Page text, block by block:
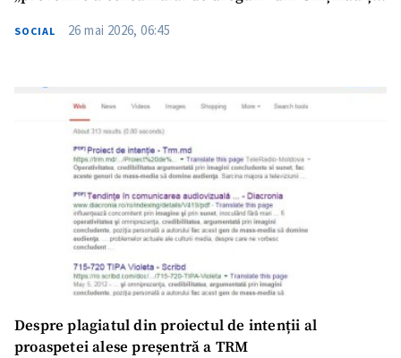
SOCIAL 26 mai 2026, 06:45
Despre plagiatul din proiectul de intenții al
proaspetei alese preșentră a TRM